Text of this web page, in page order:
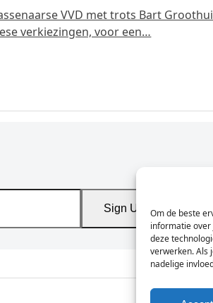
Om de beste
informatie
deze
verwerken. Als
nadelige
VVD met trots Bart
verkiezingen, voor een…
Sign Up